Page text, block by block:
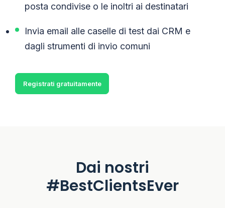
posta condivise o le inoltri ai destinatari
Invia email alle caselle di test dai CRM e
dagli strumenti di invio comuni
Registrati gratuitamente
Dai nostri
#BestClientsEver